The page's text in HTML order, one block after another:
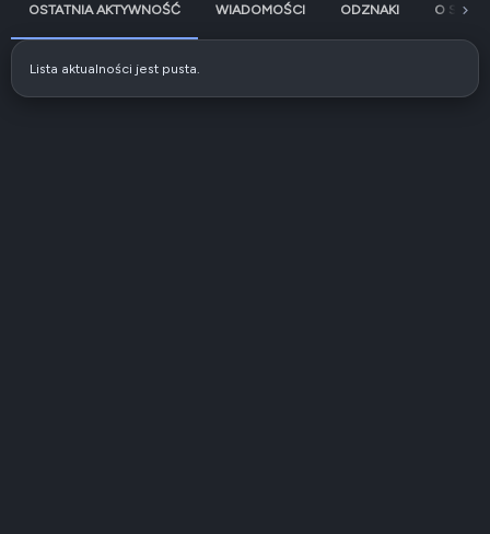
OSTATNIA AKTYWNOŚĆ WIADOMOŚCI ODZNAKI O SOBIE
Lista aktualności jest pusta.